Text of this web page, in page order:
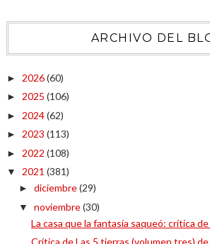
ARCHIVO DEL
► 2026(60)
► 2025 (106)
► 2024(62)
► 2023 (113)
► 2022 (108)
▼ 2021 (381)
► diciembre(29)
▼ noviembre(30)
La casa que la fantasía saqueó: crítica de
Crítica de Las 5 tierras (volumen tres)